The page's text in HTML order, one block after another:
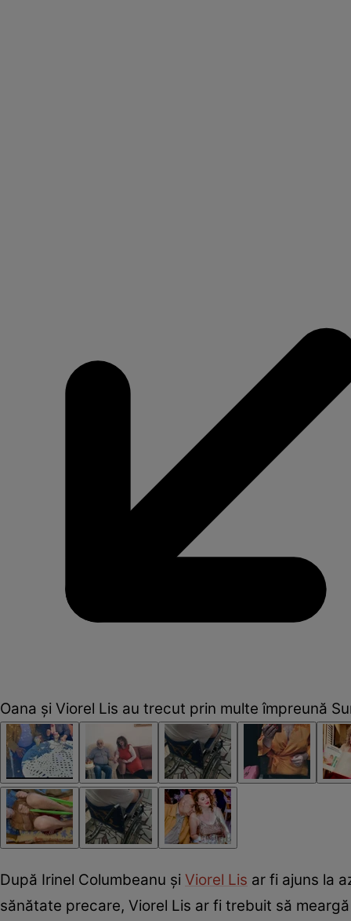
Oana și Viorel Lis au trecut prin multe împreună
După Irinel Columbeanu și Viorel Lis ar fi ajuns la
sănătate precare, Viorel Lis ar fi trebuit să